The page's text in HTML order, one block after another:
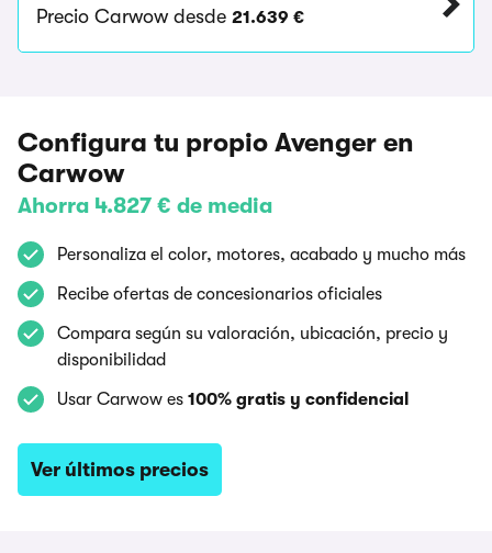
Precio Carwow desde 21.639 €
Configura tu propio Avenger en
Carwow
Ahorra 4.827 € de media
Personaliza el color, motores, acabado y mucho más
Recibe ofertas de concesionarios oficiales
Compara según su valoración, ubicación, precio y
disponibilidad
Usar Carwow es 100% gratis y confidencial
Ver últimos precios